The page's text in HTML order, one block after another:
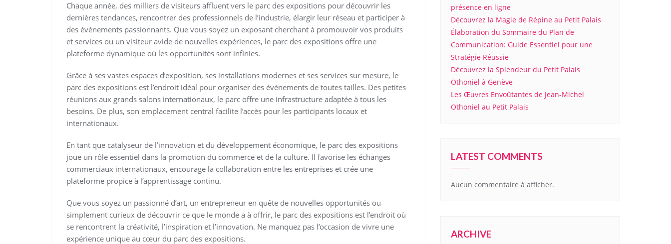
Chaque année, des milliers de visiteurs affluent vers le parc des expositions pour découvrir les
dernières tendances, rencontrer des professionnels de l’industrie, élargir leur réseau et participer à
des événements passionnants. Que vous soyez un exposant cherchant à promouvoir vos produits
et services ou un visiteur avide de nouvelles expériences, le parc des expositions offre une
plateforme dynamique où les opportunités sont infinies.
Grâce à ses vastes espaces d’exposition, ses installations modernes et ses services sur mesure, le
parc des expositions est l’endroit idéal pour organiser des événements de toutes tailles. Des petites
réunions aux grands salons internationaux, le parc offre une infrastructure adaptée à tous les
besoins. De plus, son emplacement central facilite l’accès pour les participants locaux et
internationaux.
En tant que catalyseur de l’innovation et du développement économique, le parc des expositions
joue un rôle essentiel dans la promotion du commerce et de la culture. Il favorise les échanges
commerciaux internationaux, encourage la collaboration entre les entreprises et crée une
plateforme propice à l’apprentissage continu.
Que vous soyez un passionné d’art, un entrepreneur en quête de nouvelles opportunités ou
simplement curieux de découvrir ce que le monde a à offrir, le parc des expositions est l’endroit où
se rencontrent la créativité, l’inspiration et l’innovation. Ne manquez pas l’occasion de vivre une
expérience unique au cœur du parc des expositions.
présence en ligne
Découvrez la Magie de Répine au Petit Palais
Élaboration du Sommaire du Plan de
Communication: Guide Essentiel pour une
Stratégie Réussie
Découvrez la Splendeur du Petit Palais
Othoniel à Genève
Les Œuvres Envoûtantes de Jean-Michel
Othoniel au Petit Palais
LATEST COMMENTS
Aucun commentaire à afficher.
ARCHIVE